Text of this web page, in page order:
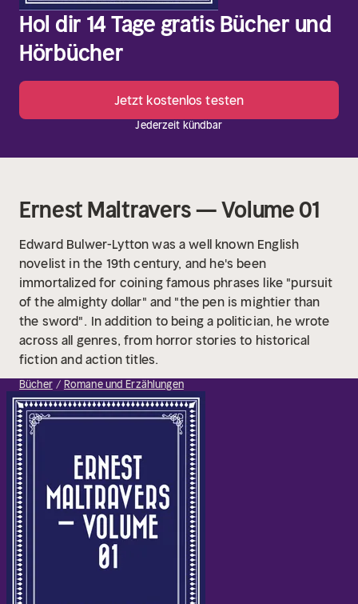
Hol dir 14 Tage gratis Bücher und
Hörbücher
Jetzt kostenlos testen
Jederzeit kündbar
Ernest Maltravers — Volume 01
Edward Bulwer-Lytton was a well known English
novelist in the 19th century, and he's been
immortalized for coining famous phrases like "pursuit
of the almighty dollar" and "the pen is mightier than
the sword". In addition to being a politician, he wrote
across all genres, from horror stories to historical
fiction and action titles.
Bücher Romane und Erzählungen